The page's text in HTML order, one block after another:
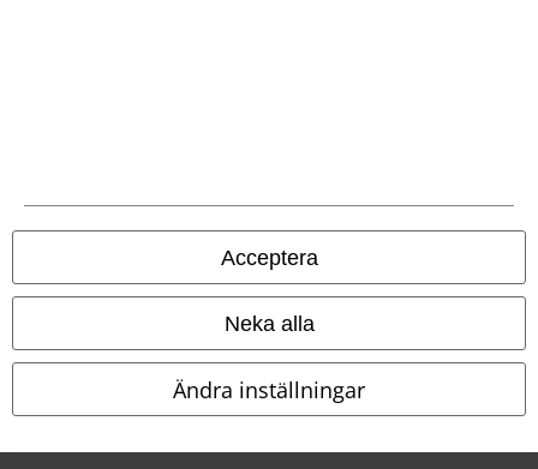
Acceptera
Neka alla
Ändra inställningar
Ladda ner villkoren
Avfallshantering och miljöskydd
Information om tillgänglighet
Inställningar för cookies